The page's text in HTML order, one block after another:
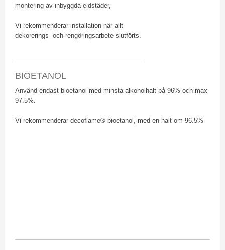
montering av inbyggda eldstäder,
Vi rekommenderar installation när allt
dekorerings- och rengöringsarbete slutförts.
BIOETANOL
Använd endast bioetanol med minsta alkoholhalt på 96% och max
97.5%.
Vi rekommenderar decoflame® bioetanol, med en halt om 96.5%